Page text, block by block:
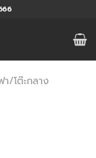
า/โต๊ะกลาง